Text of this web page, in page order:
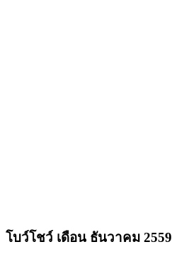
โบว์โชว์ เดือน ธันวาคม 2559